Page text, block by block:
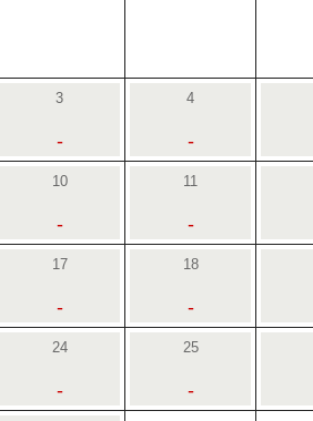
3
-
4
-
10
-
11
-
17
-
18
-
24
-
25
-